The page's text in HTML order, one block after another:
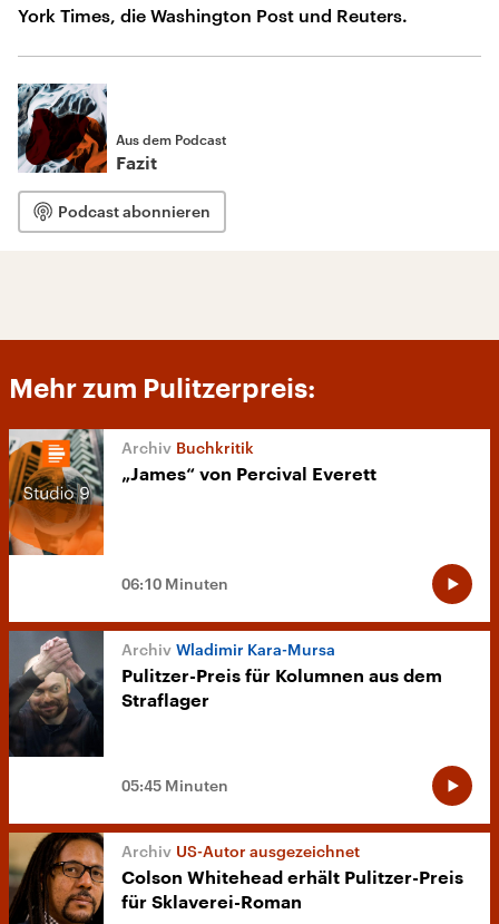
York Times, die Washington Post und Reuters.
Aus dem Podcast
Fazit
Podcast abonnieren
Mehr zum Pulitzerpreis:
Buchkritik
„James“ von Percival Everett
06:10 Minuten
Wladimir Kara-Mursa
Pulitzer-Preis für Kolumnen aus dem
Straflager
05:45 Minuten
US-Autor ausgezeichnet
Colson Whitehead erhält Pulitzer-Preis
für Sklaverei-Roman